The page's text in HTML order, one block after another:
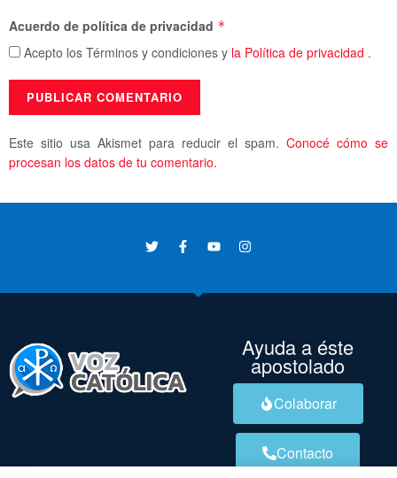
Acuerdo de política de privacidad *
Acepto los Términos y condiciones y la Política de privacidad .
Este sitio usa Akismet para reducir el spam. Conocé cómo se
procesan los datos de tu comentario.
Ayuda a éste
apostolado
Colaborar
Contacto